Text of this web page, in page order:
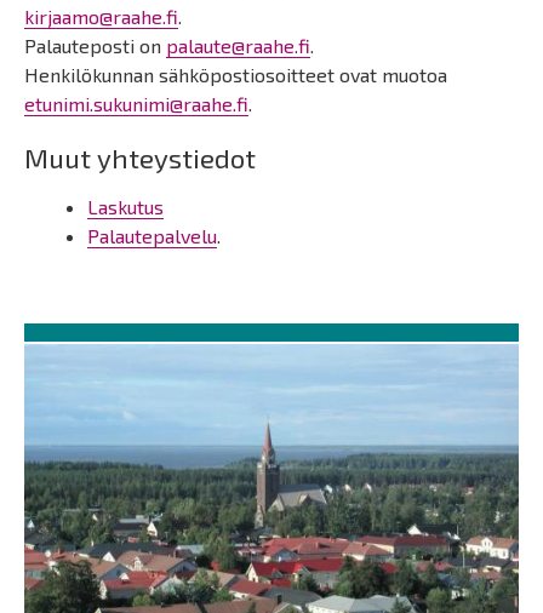
kirjaamo@raahe.fi.
Palauteposti on palaute@raahe.fi.
Henkilökunnan sähköpostiosoitteet ovat muotoa
etunimi.sukunimi@raahe.fi.
Muut yhteystiedot
Laskutus
Palautepalvelu.